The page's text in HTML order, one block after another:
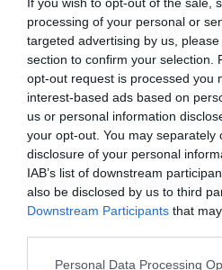
processing of your personal or
targeted advertising by us,
section to confirm your selection.
opt-out request is processed you
interest-based ads based on
us or personal information
your opt-out. You may separately
disclosure of your personal
IAB’s list of downstream
also be disclosed by us to third
Downstream Participants that
Personal Data Processing